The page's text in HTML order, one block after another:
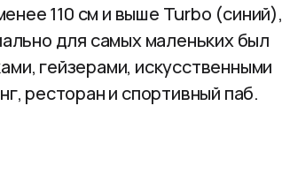
110 см и выше Turbo (синий),
для самых маленьких был
гейзерами, искусственными
ресторан и спортивный паб.